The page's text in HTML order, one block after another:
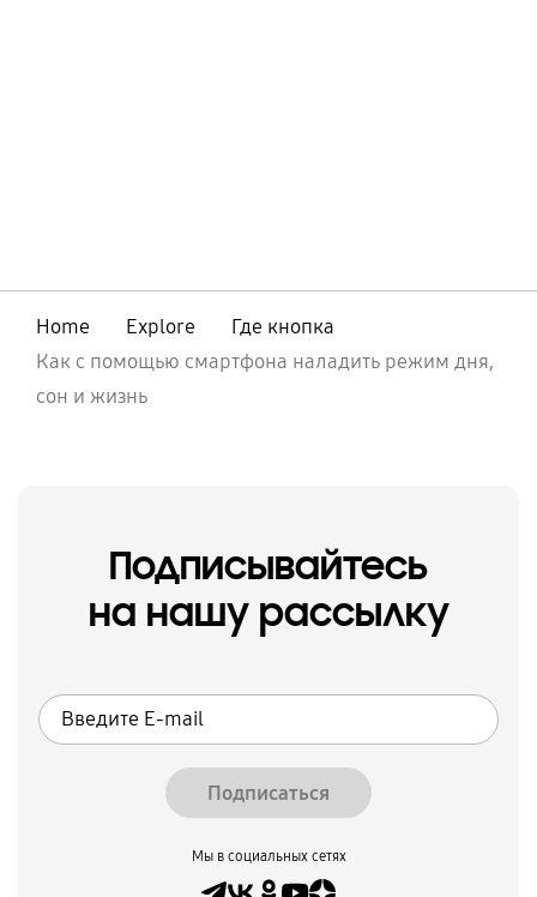
Home Explore
Где кнопка
Как с помощью смартфона наладить режим дня,
сон и жизнь
Подписывайтесь
на нашу рассылку
Подписаться
Мы в социальных сетях